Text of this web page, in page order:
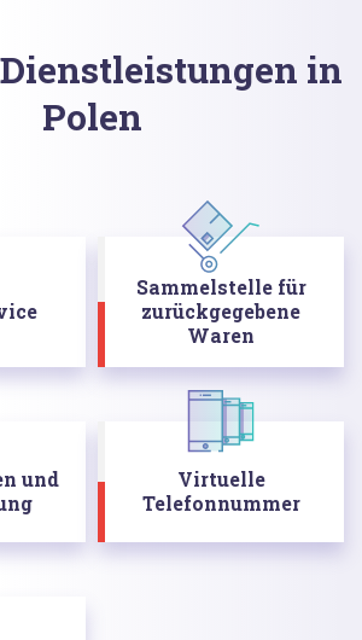
in
Polen
Sammelstelle für
zurückgegebene
Waren
und
Virtuelle
Telefonnummer